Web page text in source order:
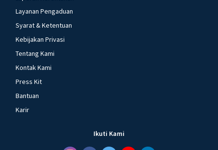
Layanan Pengaduan
Syarat & Ketentuan
Kebijakan Privasi
Tentang Kami
Kontak Kami
Press Kit
Bantuan
Karir
Ikuti Kami